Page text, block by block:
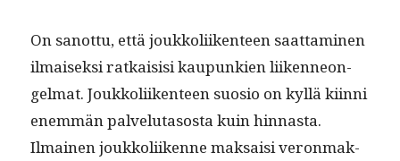
On san­ot­tu, että joukkoli­iken­teen saat­ta­mi­nen
ilmaisek­si ratkai­sisi kaupunkien liiken­neon­
gel­mat. Joukkoli­iken­teen suo­sio on kyl­lä kiin­ni
enem­män palve­lu­ta­sos­ta kuin hin­nas­ta.
Ilmainen joukkoli­ikenne mak­saisi veron­mak­